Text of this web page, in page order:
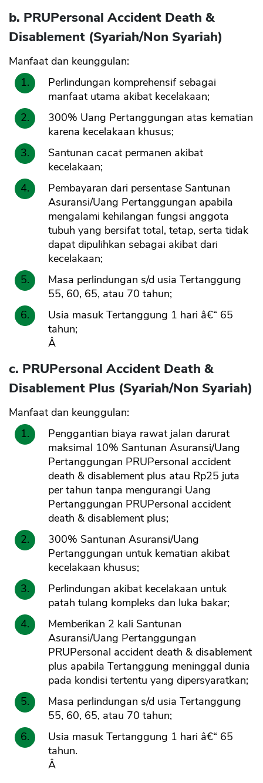
b. PRUPersonal Accident Death &
Disablement (Syariah/Non Syariah)
Manfaat dan keunggulan:
Perlindungan komprehensif sebagai
manfaat utama akibat kecelakaan;
300% Uang Pertanggungan atas kematian
karena kecelakaan khusus;
Santunan cacat permanen akibat
kecelakaan;
Pembayaran dari persentase Santunan
Asuransi/Uang Pertanggungan apabila
mengalami kehilangan fungsi anggota
tubuh yang bersifat total, tetap, serta tidak
dapat dipulihkan sebagai akibat dari
kecelakaan;
Masa perlindungan s/d usia Tertanggung
55, 60, 65, atau 70 tahun;
Usia masuk Tertanggung 1 hari â€“ 65
tahun;
Â
c. PRUPersonal Accident Death &
Disablement Plus (Syariah/Non Syariah)
Manfaat dan keunggulan:
Penggantian biaya rawat jalan darurat
maksimal 10% Santunan Asuransi/Uang
Pertanggungan PRUPersonal accident
death & disablement plus atau Rp25 juta
per tahun tanpa mengurangi Uang
Pertanggungan PRUPersonal accident
death & disablement plus;
300% Santunan Asuransi/Uang
Pertanggungan untuk kematian akibat
kecelakaan khusus;
Perlindungan akibat kecelakaan untuk
patah tulang kompleks dan luka bakar;
Memberikan 2 kali Santunan
Asuransi/Uang Pertanggungan
PRUPersonal accident death & disablement
plus apabila Tertanggung meninggal dunia
pada kondisi tertentu yang dipersyaratkan;
Masa perlindungan s/d usia Tertanggung
55, 60, 65, atau 70 tahun;
Usia masuk Tertanggung 1 hari â€“ 65
tahun.
Â